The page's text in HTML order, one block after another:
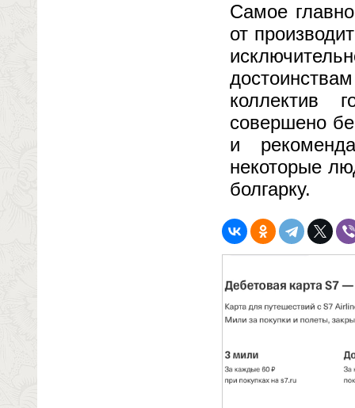
Самое
от
коллектив
совершено
и
некоторые
болгарку.